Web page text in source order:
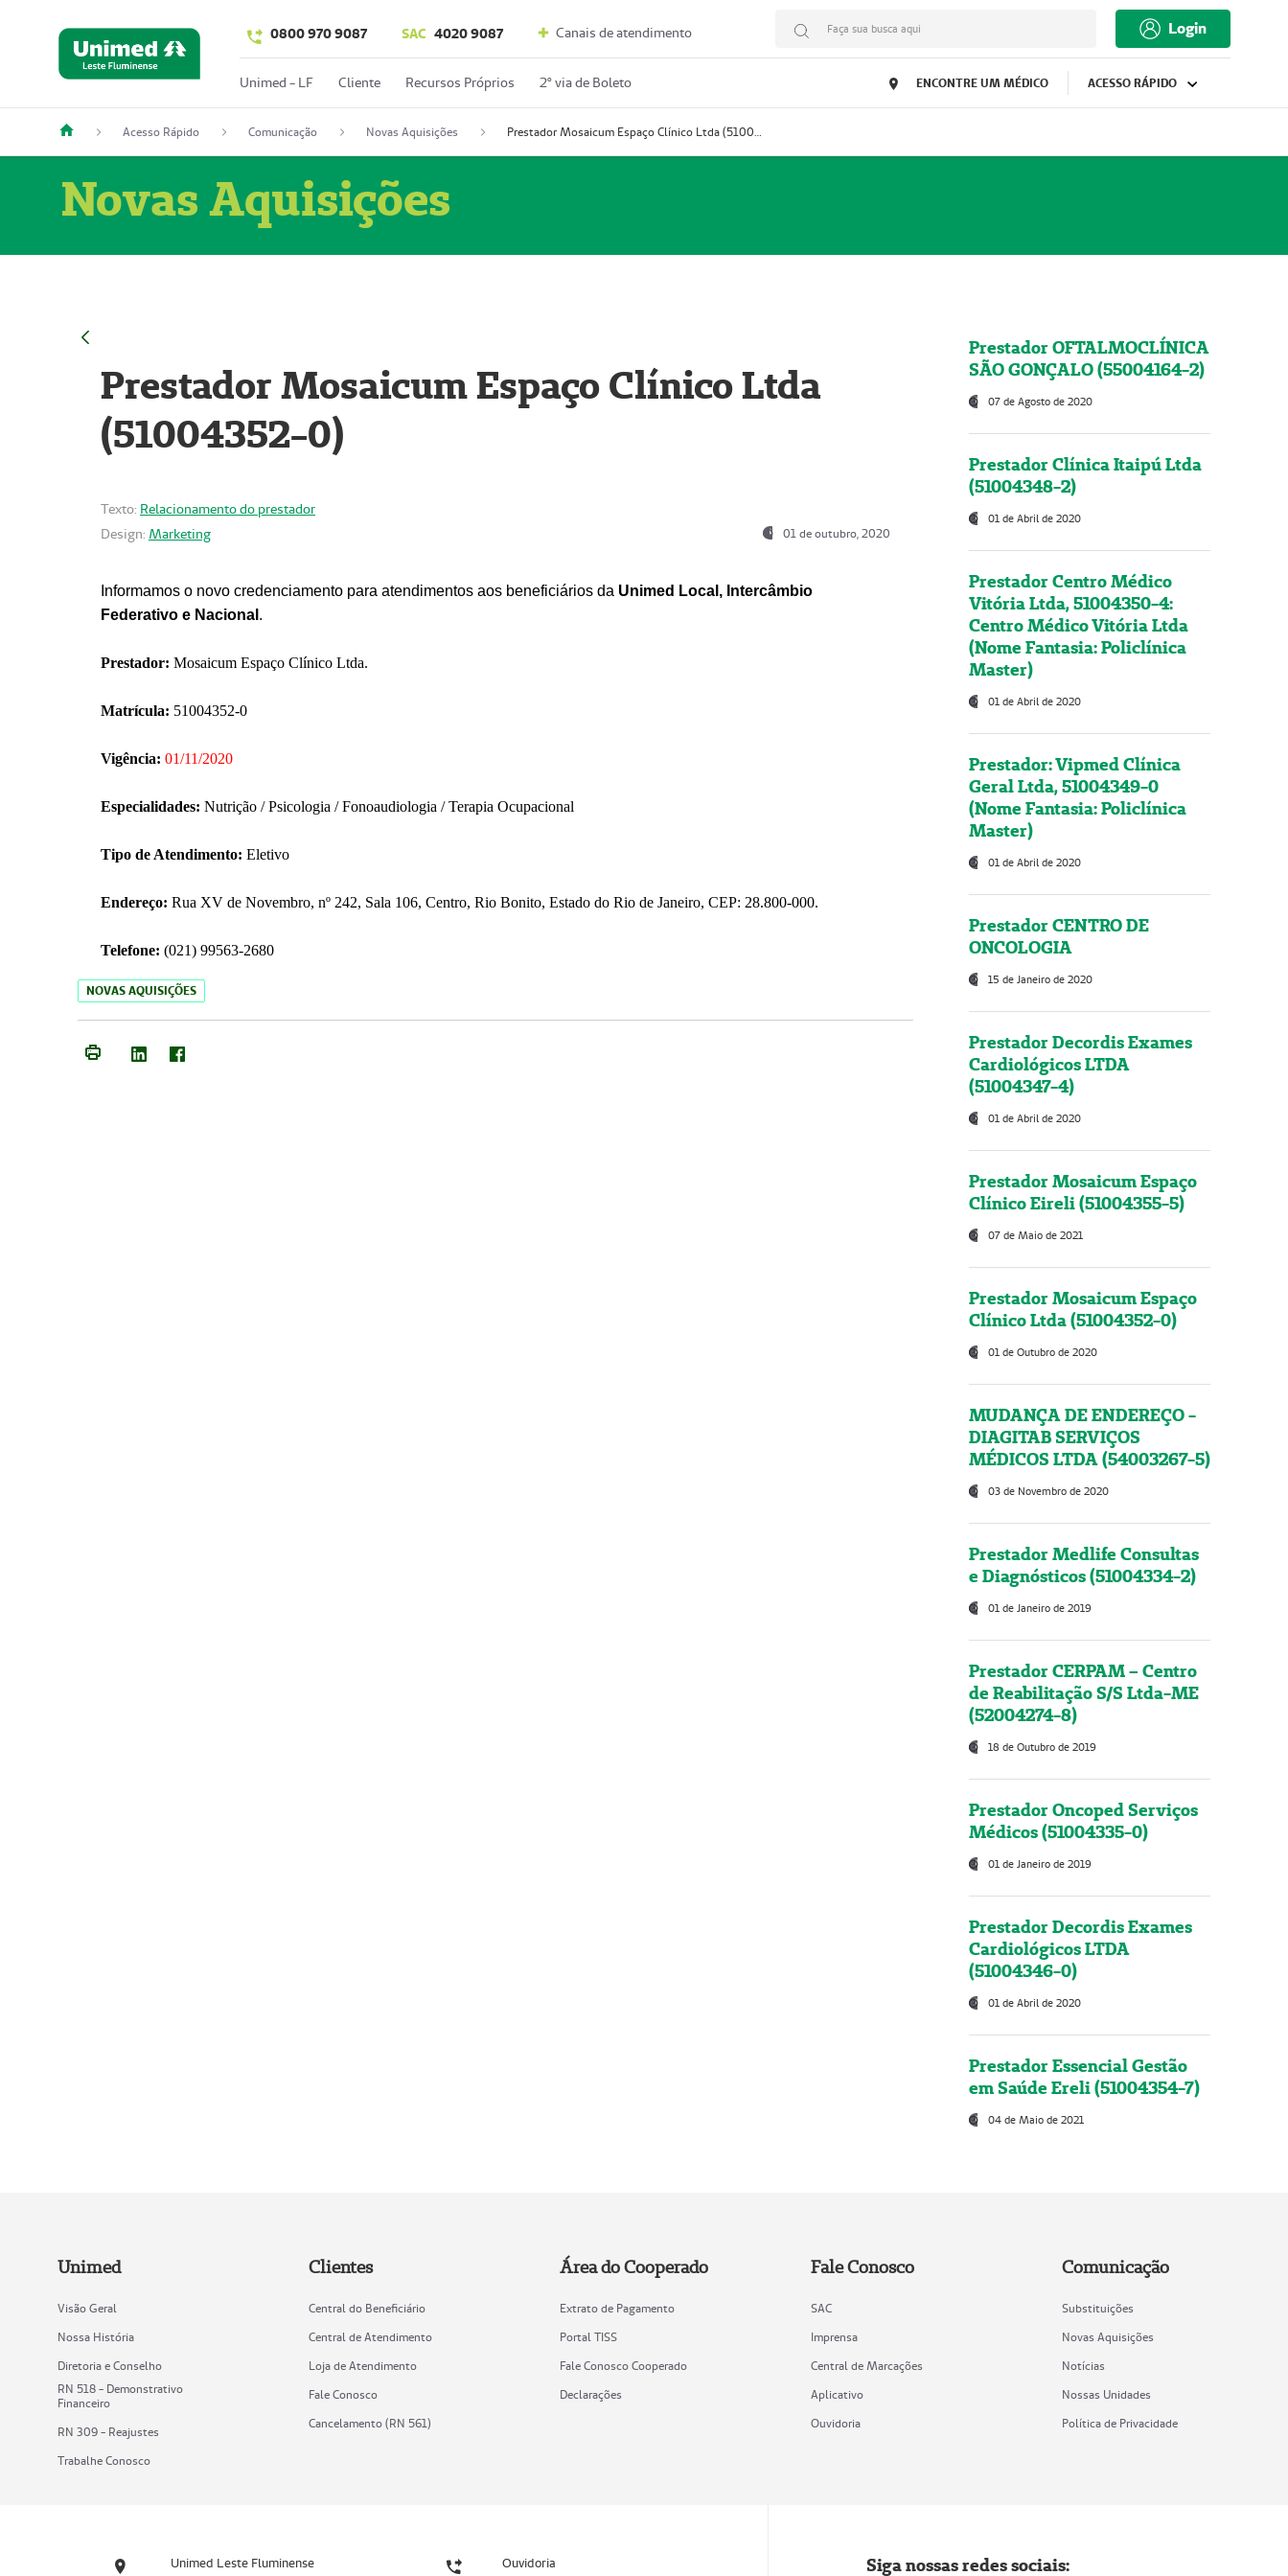
0800 970 9087 SAC 4020 9087 Canais de atendimento Faça sua busca aqui Login
Unimed - LF Cliente Recursos Próprios 2º via de Boleto ENCONTRE UM MÉDICO ACESSO RÁPIDO
Acesso Rápido Comunicação Novas Aquisições Prestador Mosaicum Espaço Clínico Ltda (51004352-0)
Novas Aquisições
Prestador Mosaicum Espaço Clínico Ltda
(51004352-0)
Texto: Relacionamento do prestador
Design: Marketing 01 de outubro, 2020
Informamos o novo credenciamento para atendimentos aos beneficiários da Unimed Local, Intercâmbio
Federativo e Nacional .
Prestador: Mosaicum Espaço Clínico Ltda.
Matrícula: 51004352-0
Vigência: 01/11/2020
Especialidades: Nutrição / Psicologia / Fonoaudiologia / Terapia Ocupacional
Tipo de Atendimento: Eletivo
Endereço: Rua XV de Novembro, nº 242, Sala 106, Centro, Rio Bonito, Estado do Rio de Janeiro, CEP: 28.800-000.
Telefone: (021) 99563-2680
NOVAS AQUISIÇÕES
Prestador OFTALMOCLÍNICA
SÃO GONÇALO (55004164-2)
07 de Agosto de 2020
Prestador Clínica Itaipú Ltda
(51004348-2)
01 de Abril de 2020
Prestador Centro Médico
Vitória Ltda, 51004350-4:
Centro Médico Vitória Ltda
(Nome Fantasia: Policlínica
Master)
01 de Abril de 2020
Prestador: Vipmed Clínica
Geral Ltda, 51004349-0
(Nome Fantasia: Policlínica
Master)
01 de Abril de 2020
Prestador CENTRO DE
ONCOLOGIA
15 de Janeiro de 2020
Prestador Decordis Exames
Cardiológicos LTDA
(51004347-4)
01 de Abril de 2020
Prestador Mosaicum Espaço
Clínico Eireli (51004355-5)
07 de Maio de 2021
Prestador Mosaicum Espaço
Clínico Ltda (51004352-0)
01 de Outubro de 2020
MUDANÇA DE ENDEREÇO -
DIAGITAB SERVIÇOS
MÉDICOS LTDA (54003267-5)
03 de Novembro de 2020
Prestador Medlife Consultas
e Diagnósticos (51004334-2)
01 de Janeiro de 2019
Prestador CERPAM – Centro
de Reabilitação S/S Ltda-ME
(52004274-8)
18 de Outubro de 2019
Prestador Oncoped Serviços
Médicos (51004335-0)
01 de Janeiro de 2019
Prestador Decordis Exames
Cardiológicos LTDA
(51004346-0)
01 de Abril de 2020
Prestador Essencial Gestão
em Saúde Ereli (51004354-7)
04 de Maio de 2021
Unimed
Visão Geral
Nossa História
Diretoria e Conselho
RN 518 - Demonstrativo
Financeiro
RN 309 - Reajustes
Trabalhe Conosco
Clientes
Central do Beneficiário
Central de Atendimento
Loja de Atendimento
Fale Conosco
Cancelamento (RN 561)
Área do Cooperado
Extrato de Pagamento
Portal TISS
Fale Conosco Cooperado
Declarações
Fale Conosco
SAC
Imprensa
Central de Marcações
Aplicativo
Ouvidoria
Comunicação
Substituições
Novas Aquisições
Notícias
Nossas Unidades
Política de Privacidade
Unimed Leste Fluminense Ouvidoria Siga nossas redes sociais: